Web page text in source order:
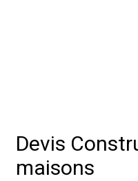
Devis
maisons